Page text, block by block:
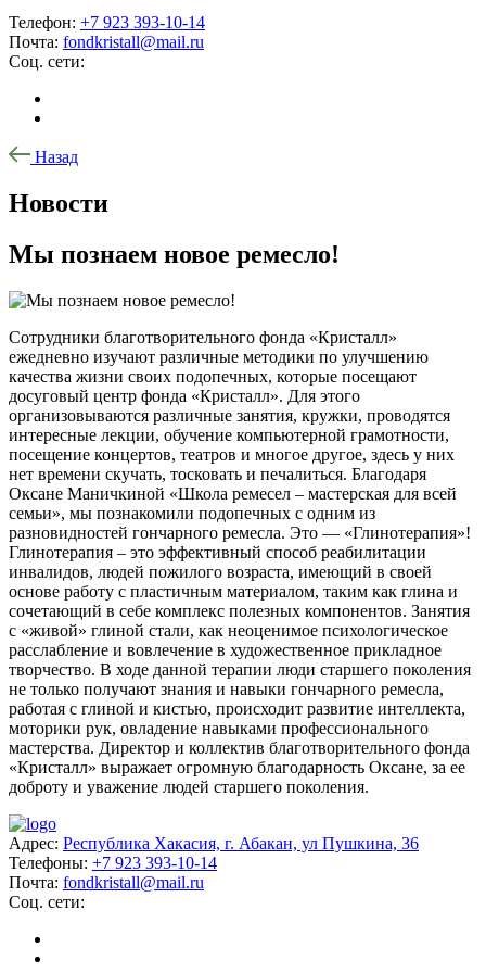
Телефон: +7 923 393-10-14
Почта: fondkristall@mail.ru
Соц. сети:
Назад
Новости
Мы познаем новое ремесло!
Сотрудники благотворительного фонда «Кристалл»
ежедневно изучают различные методики по улучшению
качества жизни своих подопечных, которые посещают
досуговый центр фонда «Кристалл». Для этого
организовываются различные занятия, кружки, проводятся
интересные лекции, обучение компьютерной грамотности,
посещение концертов, театров и многое другое, здесь у них
нет времени скучать, тосковать и печалиться. Благодаря
Оксане Маничкиной «Школа ремесел – мастерская для всей
семьи», мы познакомили подопечных с одним из
разновидностей гончарного ремесла. Это — «Глинотерапия»!
Глинотерапия – это эффективный способ реабилитации
инвалидов, людей пожилого возраста, имеющий в своей
основе работу с пластичным материалом, таким как глина и
сочетающий в себе комплекс полезных компонентов. Занятия
с «живой» глиной стали, как неоценимое психологическое
расслабление и вовлечение в художественное прикладное
творчество. В ходе данной терапии люди старшего поколения
не только получают знания и навыки гончарного ремесла,
работая с глиной и кистью, происходит развитие интеллекта,
моторики рук, овладение навыками профессионального
мастерства. Директор и коллектив благотворительного фонда
«Кристалл» выражает огромную благодарность Оксане, за ее
доброту и уважение людей старшего поколения.
Адрес: Республика Хакасия, г. Абакан, ул Пушкина, 36
Телефоны: +7 923 393-10-14
Почта: fondkristall@mail.ru
Соц. сети: